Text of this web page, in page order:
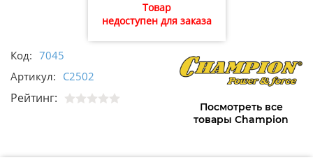
Товар
недоступен для заказа
Код: 7045
Артикул: C2502
Рейтинг:
Посмотреть все
товары Champion